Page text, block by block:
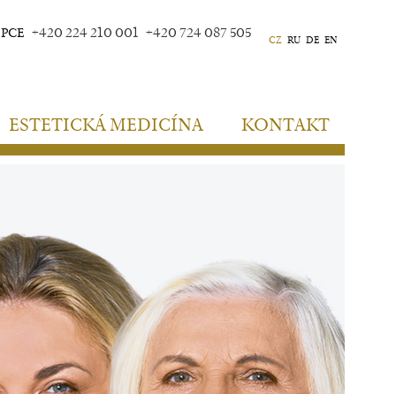
+420 224 210 001 +420 724 087 505 CZ RU DE EN
ESTETICKÁ MEDICÍNA KONTAKT